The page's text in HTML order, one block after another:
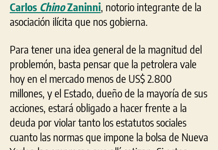
Carlos ChinoZaninni, notorio integrante de la
asociación ilícita que nos gobierna.
Para tener una idea general de la magnitud del
problemón, basta pensar que la petrolera vale
hoy en el mercado menos de US$ 2.800
millones, y el Estado, dueño de la mayoría de sus
acciones, estará obligado a hacer frente a la
deuda por violar tanto los estatutos sociales
cuanto las normas que impone la bolsa de Nueva